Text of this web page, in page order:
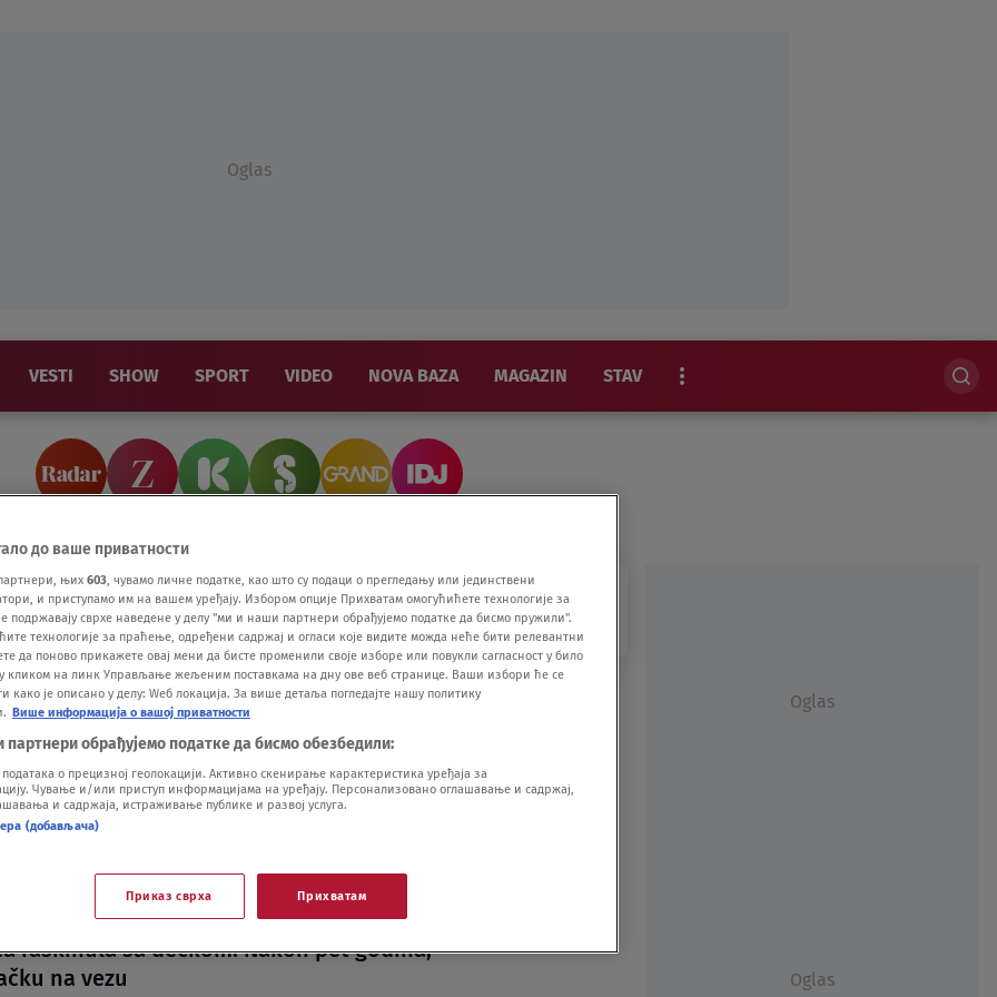
Oglas
VESTI SHOW SPORT VIDEO NOVA BAZA MAGAZIN STAV
promena": Breskvica se nakon raskida sa
preselila, a evo ko joj je novi dečko
zaradi desetine hiljada evra: Breskvica
najskuplje stvari iz svog garderobera
"Istopila sam usne i uklonila tetovaže sa
sam cela prirodna": Breskvica o novom
nekretninama i operacijama
raskinula sa dečkom: Nakon pet godina,
na vezu
Oglas
Oglas
до ваше приватности
њих 603 , чувамо личне податке, као што су подаци о прегледању или јединствени
и приступамо им на вашем уређају. Избором опције Прихватам омогућићете технологије за
подржавају сврхе наведене у делу "ми и наши партнери обрађујемо податке да бисмо пружили".
технологије за праћење, одређени садржај и огласи које видите можда неће бити релевантни
да поново прикажете овај мени да бисте променили своје изборе или повукли сагласност у било
кликом на линк Управљање жељеним поставкама на дну ове веб странице. Ваши избори ће се
како је описано у делу: Wеб локација. За више детаља погледајте нашу политику
Више информација о вашој приватности
обрађујемо податке да бисмо обезбедили:
о прецизној геолокацији. Активно скенирање карактеристика уређаја за
Чување и/или приступ информацијама на уређају. Персонализовано оглашавање и садржај,
и садржаја, истраживање публике и развој услуга.
(добављача)
Приказ сврха Прихватам